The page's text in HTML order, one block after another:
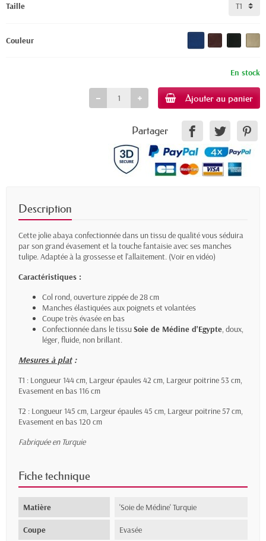
Taille
Couleur
En stock
Ajouter au panier
Partager
Description
Cette jolie abaya confectionnée dans un tissu de qualité vous séduira
par son grand évasement et la touche fantaisie avec ses manches
tulipe. Adaptée à la grossesse et l'allaitement. (Voir en vidéo)
Caractéristiques :
Col rond, ouverture zippée de 28 cm
Manches élastiquées aux poignets et volantées
Coupe très évasée en bas
Confectionnée dans le tissuSoie de Médine d'Egypte, doux,
léger, fluide, non brillant.
Mesures à plat:
T1 : Longueur 144cm, Largeur épaules 42 cm, Largeur poitrine 53 cm,
Evasement en bas 116 cm
T2 : Longueur 145 cm, Largeur épaules 45 cm, Largeur poitrine 57 cm,
Evasement en bas 120 cm
Fabriquée en Turquie
Fiche technique
Matière 'Soie de Médine' Turquie
Coupe Evasée